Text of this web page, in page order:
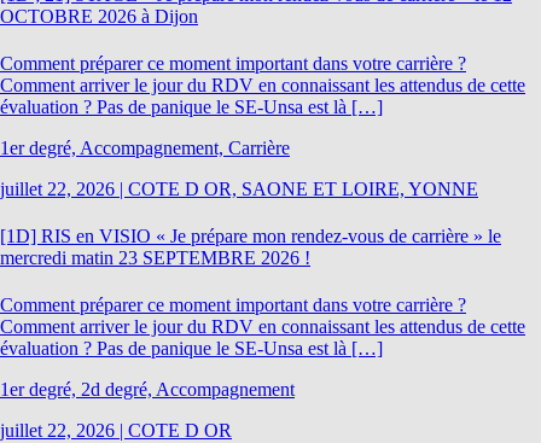
OCTOBRE 2026 à Dijon
Comment préparer ce moment important dans votre carrière ?
Comment arriver le jour du RDV en connaissant les attendus de cette
évaluation ? Pas de panique le SE-Unsa est là […]
1er degré, Accompagnement, Carrière
juillet 22, 2026 | COTE D OR, SAONE ET LOIRE, YONNE
[1D] RIS en VISIO « Je prépare mon rendez-vous de carrière » le
mercredi matin 23 SEPTEMBRE 2026 !
Comment préparer ce moment important dans votre carrière ?
Comment arriver le jour du RDV en connaissant les attendus de cette
évaluation ? Pas de panique le SE-Unsa est là […]
1er degré, 2d degré, Accompagnement
juillet 22, 2026 | COTE D OR